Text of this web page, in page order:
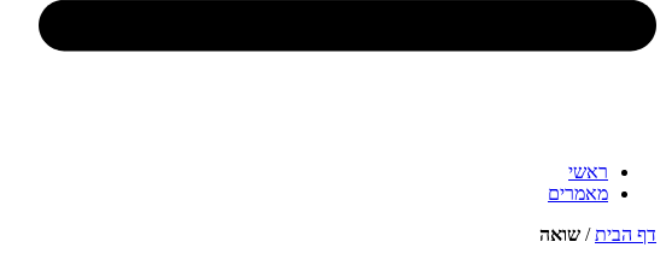
ראשי
מאמרים
דף הבית/ שואה